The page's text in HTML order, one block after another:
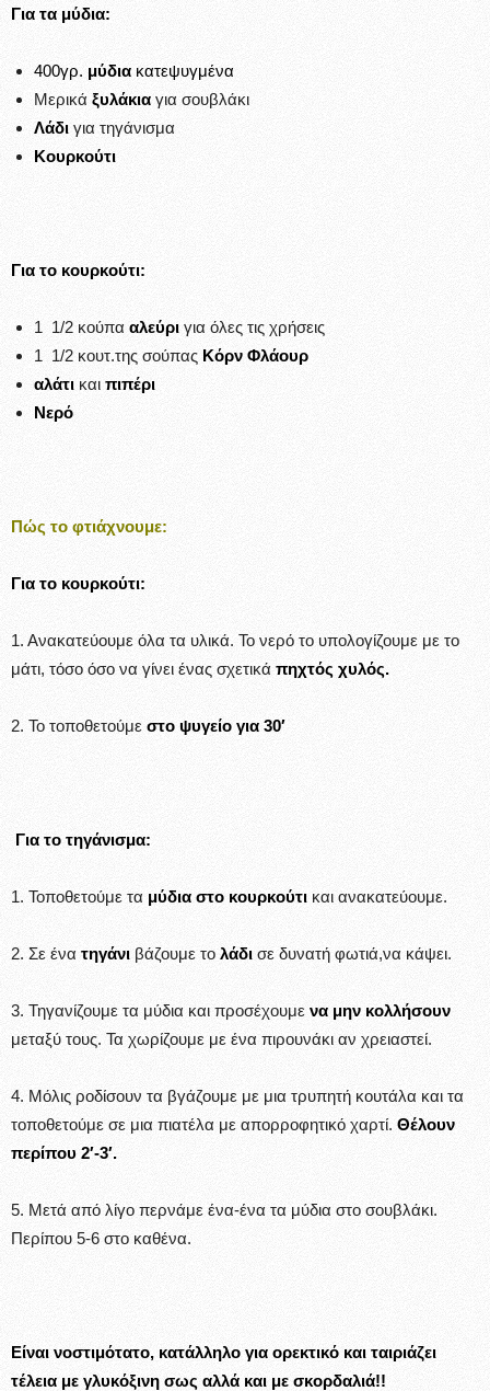
Για τα μύδια:
400γρ. μύδια κατεψυγμένα
Μερικά ξυλάκια για σουβλάκι
Λάδι για τηγάνισμα
Κουρκούτι
Για το κουρκούτι:
1 1/2 κούπα αλεύρι για όλες τις χρήσεις
1 1/2 κουτ.της σούπας Κόρν Φλάουρ
αλάτι και πιπέρι
Νερό
Πώς το φτιάχνουμε:
Για το κουρκούτι:
1. Ανακατεύουμε όλα τα υλικά. Το νερό το υπολογίζουμε με το
μάτι, τόσο όσο να γίνει ένας σχετικά πηχτός χυλός.
2. Το τοποθετούμε στο ψυγείο για 30′
Για το τηγάνισμα:
1. Τοποθετούμε τα μύδια στο κουρκούτι και ανακατεύουμε.
2. Σε ένα τηγάνι βάζουμε το λάδι σε δυνατή φωτιά,να κάψει.
3. Τηγανίζουμε τα μύδια και προσέχουμε να μην κολλήσουν
μεταξύ τους. Τα χωρίζουμε με ένα πιρουνάκι αν χρειαστεί.
4. Μόλις ροδίσουν τα βγάζουμε με μια τρυπητή κουτάλα και τα
τοποθετούμε σε μια πιατέλα με απορροφητικό χαρτί. Θέλουν
περίπου 2′-3′.
5. Μετά από λίγο περνάμε ένα-ένα τα μύδια στο σουβλάκι.
Περίπου 5-6 στο καθένα.
Είναι νοστιμότατο, κατάλληλο για ορεκτικό και ταιριάζει
τέλεια με γλυκόξινη σως αλλά και με σκορδαλιά!!